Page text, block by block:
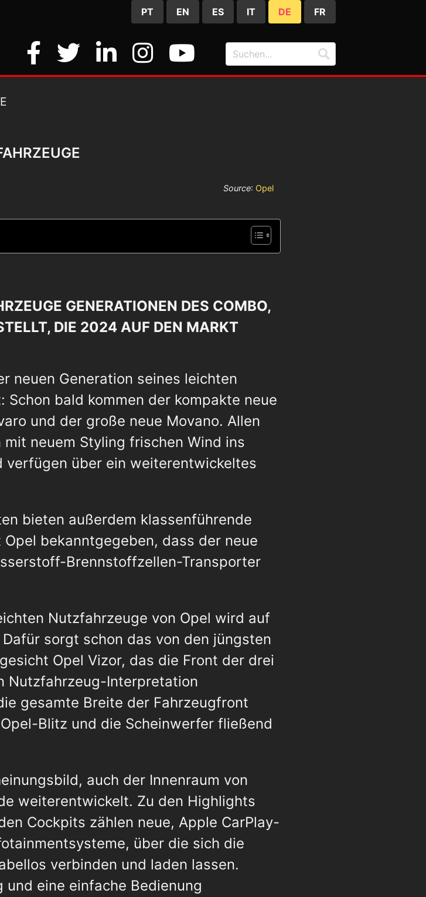
PT EN ES IT DE FR
Source: Opel
GENERATIONEN DES COMBO,
DIE 2024 AUF DEN MARKT
neuen Generation seines leichten
bald kommen der kompakte neue
und der große neue Movano. Allen
neuem Styling frischen Wind ins
verfügen über ein weiterentwickeltes
bieten außerdem klassenführende
bekanntgegeben, dass der neue
Brennstoffzellen-Transporter
Nutzfahrzeuge von Opel wird auf
sorgt schon das von den jüngsten
Opel Vizor, das die Front der drei
Nutzfahrzeug-Interpretation
gesamte Breite der Fahrzeugfront
Blitz und die Scheinwerfer fließend
auch der Innenraum von
weiterentwickelt. Zu den Highlights
Cockpits zählen neue, Apple CarPlay-
über die sich die
verbinden und laden lassen.
eine einfache Bedienung